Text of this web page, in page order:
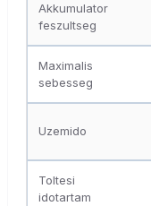
Akkumulator
feszultseg
Maximalis
sebesseg
Uzemido
Toltesi
idotartam